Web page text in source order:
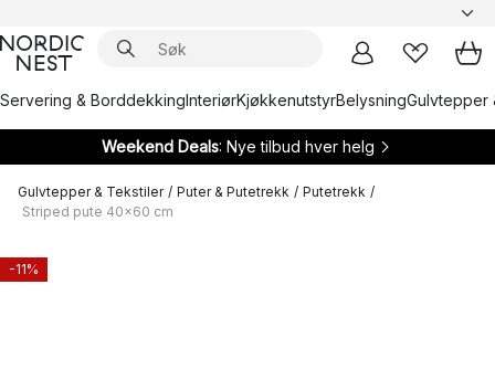
Servering & BorddekkingInteriørKjøkkenutstyrBelysningGulvtepper
Weekend Deals: Nye tilbud hver helg
Gulvtepper & Tekstiler / Puter & Putetrekk / Putetrekk /
Striped pute 40x60 cm
-11%